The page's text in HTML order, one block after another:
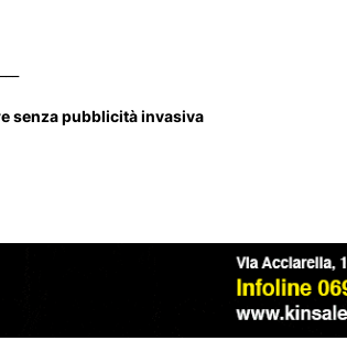
senza pubblicità invasiva